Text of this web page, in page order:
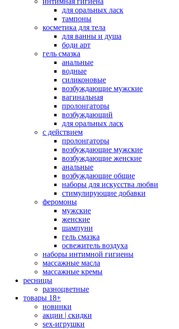
для оральных ласк
тампоны
косметика для тела
для ванны и душа
боди арт
гель смазка
анальные
водные
силиконовые
возбуждающие мужские
вагинальная
пролонгаторы
возбуждающий
для оральных ласк
с действием
пролонгаторы
возбуждающие мужские
возбуждающие женские
анальные
возбуждающие общие
наборы для искусства любви
стимулирующие добавки
феромоны
мужские
женские
шампуни
гель смазка
освежитель воздуха
наборы интимной гигиены
массажные масла
массажные кремы
ресницы
разноцветные
товары 18+
новинки
акции | скидки
sex-игрушки